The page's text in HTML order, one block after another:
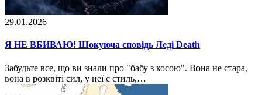
29.01.2026
Я НЕ ВБИВАЮ! Шокуюча сповідь Леді Death
Забудьте все, що ви знали про "бабу з косою". Вона не стара,
вона в розквіті сил, у неї є стиль,…